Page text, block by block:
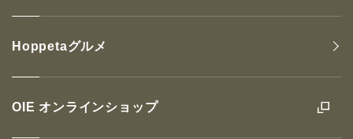
OIE オンラインショップ
Hoppetaグルメ